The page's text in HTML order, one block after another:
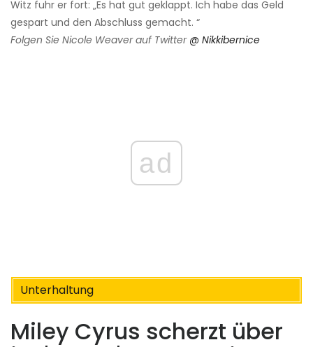
Witz fuhr er fort: „Es hat gut geklappt. Ich habe das Geld
gespart und den Abschluss gemacht. “
Folgen Sie Nicole Weaver auf Twitter @ Nikkibernice
ad
Unterhaltung
Miley Cyrus scherzt über